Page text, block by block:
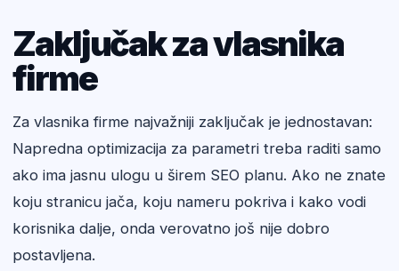
Zaključak za vlasnika
firme
Za vlasnika firme najvažniji zaključak je jednostavan:
Napredna optimizacija za parametri treba raditi samo
ako ima jasnu ulogu u širem SEO planu. Ako ne znate
koju stranicu jača, koju nameru pokriva i kako vodi
korisnika dalje, onda verovatno još nije dobro
postavljena.